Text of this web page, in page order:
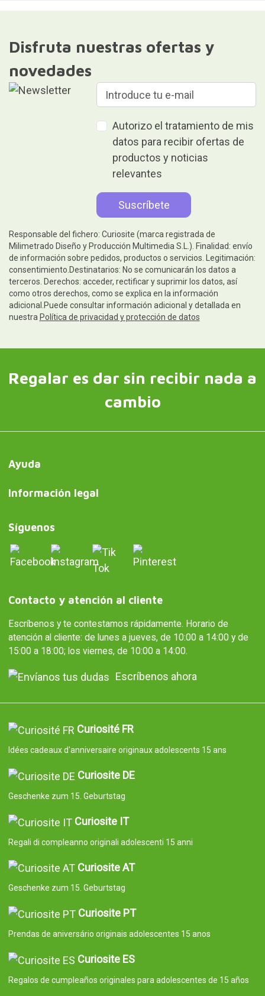
Disfruta nuestras ofertas y
novedades
Autorizo el tratamiento de mis
datos para recibir ofertas de
productos y noticias
relevantes
Responsable del fichero: Curiosite (marca registrada de
Milimetrado Diseño y Producción Multimedia S.L.). Finalidad: envío
de información sobre pedidos, productos o servicios. Legitimación:
consentimiento.Destinatarios: No se comunicarán los datos a
terceros. Derechos: acceder, rectificar y suprimir los datos, así
como otros derechos, como se explica en la información
adicional.Puede consultar información adicional y detallada en
nuestra Política de privacidad y protección de datos
Regalar es dar sin recibir nada a
cambio
Ayuda
Información legal
Síguenos
Contacto y atención al cliente
Escríbenos y te contestamos rápidamente. Horario de
atención al cliente: de lunes a jueves, de 10:00 a 14:00 y de
15:00 a 18:00; los viernes, de 10:00 a 14:00.
Escríbenos ahora
Curiosité FR
Idées cadeaux d'anniversaire originaux adolescents 15 ans
Curiosite DE
Geschenke zum 15. Geburtstag
Curiosite IT
Regali di compleanno originali adolescenti 15 anni
Curiosite AT
Geschenke zum 15. Geburtstag
Curiosite PT
Prendas de aniversário originais adolescentes 15 anos
Curiosite ES
Regalos de cumpleaños originales para adolescentes de 15 años